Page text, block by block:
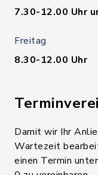
7.30-12.00 Uhr
Freitag
8.30-12.00 Uhr
Damit wir Ihr
Wartezeit
einen Termin